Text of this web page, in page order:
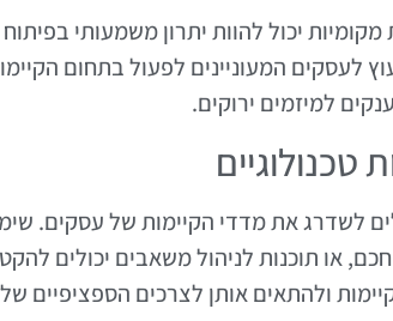
יכול להוות יתרון משמעותי
לעסקים המעוניינים לפעול בתחום
למיזמים ירוקים.
לשדרג את מדדי הקיימות של עסקים.
או תוכנות לניהול משאבים יכולים
ולהתאים אותן לצרכים הספציפיים